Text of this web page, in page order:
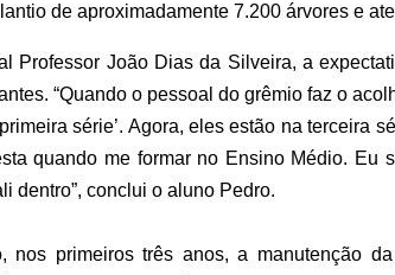
de aproximadamente 7.200 árvores e
Professor João Dias da Silveira, a
“Quando o pessoal do grêmio faz o
série’. Agora, eles estão na terceira
quando me formar no Ensino Médio. Eu
dentro”, conclui o aluno Pedro.
nos primeiros três anos, a manutenção